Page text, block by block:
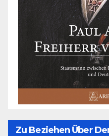
Zu Beziehen Über